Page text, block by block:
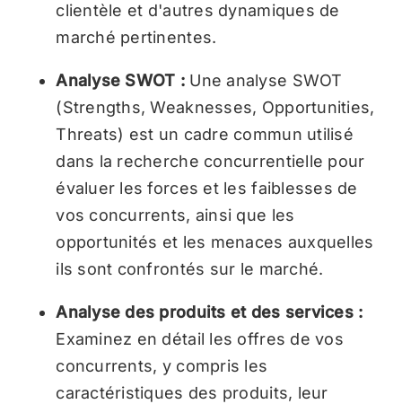
clientèle et d'autres dynamiques de
marché pertinentes.
Analyse SWOT : Une analyse SWOT
(Strengths, Weaknesses, Opportunities,
Threats) est un cadre commun utilisé
dans la recherche concurrentielle pour
évaluer les forces et les faiblesses de
vos concurrents, ainsi que les
opportunités et les menaces auxquelles
ils sont confrontés sur le marché.
Analyse des produits et des services :
Examinez en détail les offres de vos
concurrents, y compris les
caractéristiques des produits, leur